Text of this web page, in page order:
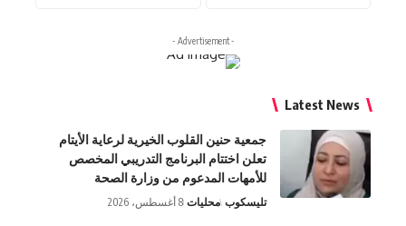
Latest
جمعية حنين القلوب الخيرية لرعاية الأيتام
تعلن اختتام البرنامج التدريبي المخصص
للأمهات المدعوم من وزارة الصحة
تليسكوب محليات 8 أغسطس، 2026